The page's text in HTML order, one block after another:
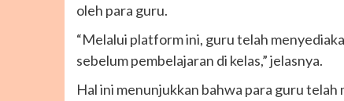
oleh para guru.
“Melalui platform ini, guru telah
sebelum pembelajaran di kelas,” jelasnya.
Hal ini menunjukkan bahwa para guru